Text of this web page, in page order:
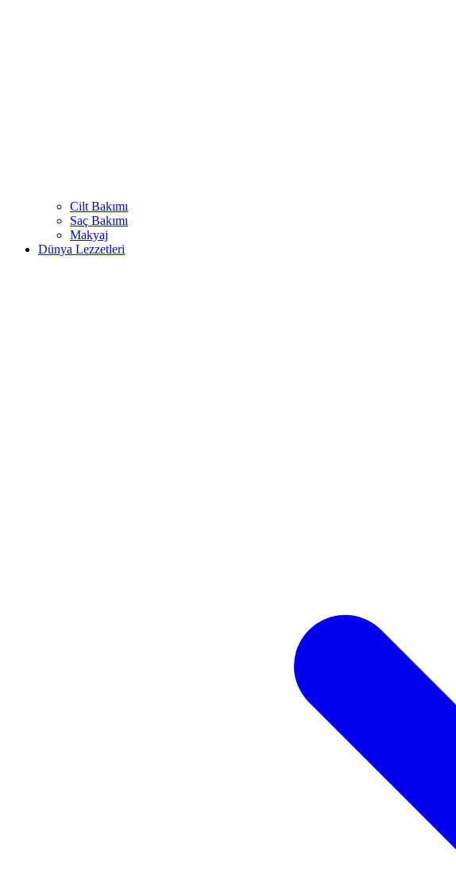
Cilt Bakımı
Saç Bakımı
Makyaj
Dünya Lezzetleri